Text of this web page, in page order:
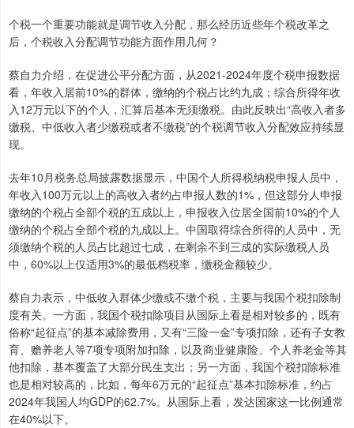
个税一个重要功能就是调节收入分配，那么经历近些年个税改革之
后，个税收入分配调节功能方面作用几何？
蔡自力介绍，在促进公平分配方面，从2021-2024年度个税申报数据
看，年收入居前10%的群体，缴纳的个税占比约九成；综合所得年收
入12万元以下的个人，汇算后基本无须缴税。由此反映出“高收入者多
缴税、中低收入者少缴税或者不缴税”的个税调节收入分配效应持续显
现。
去年10月税务总局披露数据显示，中国个人所得税纳税申报人员中，
年收入100万元以上的高收入者约占申报人数的1%，但这部分人申报
缴纳的个税占全部个税的五成以上，申报收入位居全国前10%的个人
缴纳的个税占全部个税的九成以上。中国取得综合所得的人员中，无
须缴纳个税的人员占比超过七成，在剩余不到三成的实际缴税人员
中，60%以上仅适用3%的最低档税率，缴税金额较少。
蔡自力表示，中低收入群体少缴或不缴个税，主要与我国个税扣除制
度有关。一方面，我国个税扣除项目从国际上看是相对较多的，既有
俗称“起征点”的基本减除费用，又有“三险一金”专项扣除，还有子女教
育、赡养老人等7项专项附加扣除，以及商业健康险、个人养老金等其
他扣除，基本覆盖了大部分民生支出；另一方面，我国个税扣除标准
也是相对较高的，比如，每年6万元的“起征点”基本扣除标准，约占
2024年我国人均GDP的62.7%。从国际上看，发达国家这一比例通常
在40%以下。